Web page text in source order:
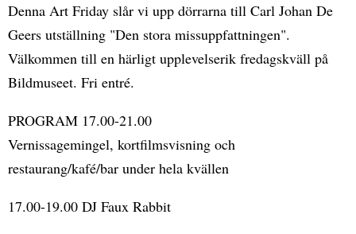
Denna Art Friday slår vi upp dörrarna till Carl Johan De
Geers utställning "Den stora missuppfattningen".
Välkommen till en härligt upplevelserik fredagskväll på
Bildmuseet. Fri entré.
PROGRAM 17.00-21.00
Vernissagemingel, kortfilmsvisning och
restaurang/kafé/bar under hela kvällen
17.00-19.00 DJ Faux Rabbit